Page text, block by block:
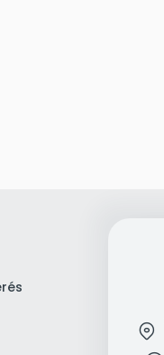
location